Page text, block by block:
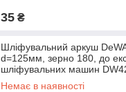
35 ₴
Шліфувальний аркуш
d=125мм, зерно 180, до
шліфувальних машин
Немає в наявності